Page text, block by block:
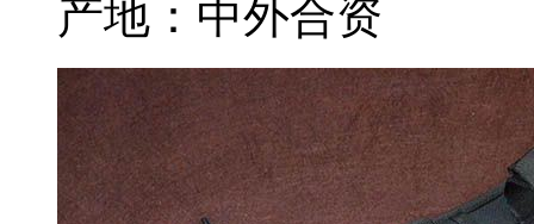
产地：中外合资